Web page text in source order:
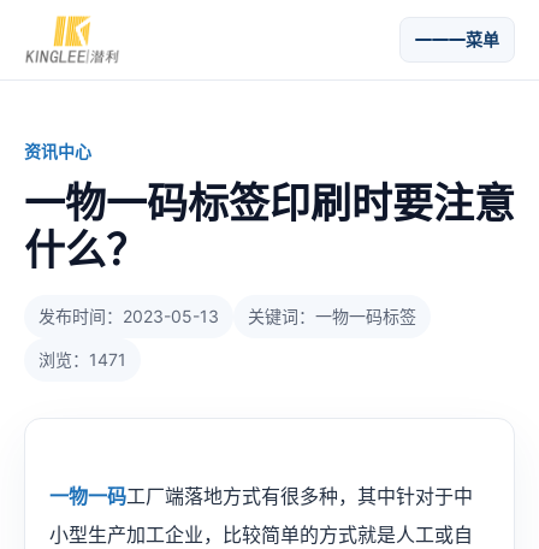
菜单
资讯中心
一物一码标签印刷时要注意
什么？
发布时间：2023-05-13 关键词：一物一码标签
浏览：1471
一物一码工厂端落地方式有很多种，其中针对于中
小型生产加工企业，比较简单的方式就是人工或自